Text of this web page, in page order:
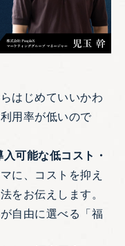
はじめていいかわ
用率が低いので
可能な低コスト・
に、コストを抑え
をお伝えします。
自由に選べる「福